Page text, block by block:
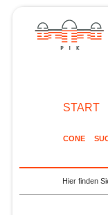
START
CONE
Hier finden